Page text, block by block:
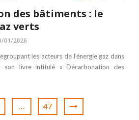
des bâtiments : le
verts
01/2026
les acteurs de l’énergie gaz dans
son livre intitulé « Décarbonation des
… 47